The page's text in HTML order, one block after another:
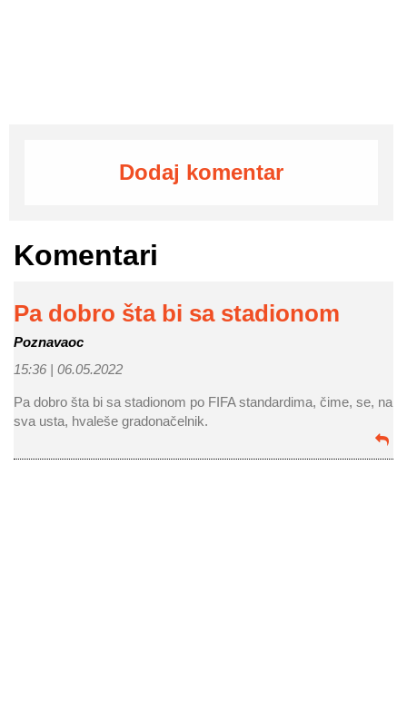
Dodaj komentar
Komentari
Pa dobro šta bi sa stadionom
Poznavaoc
15:36 | 06.05.2022
Pa dobro šta bi sa stadionom po FIFA standardima, čime, se, na
sva usta, hvaleše gradonačelnik.